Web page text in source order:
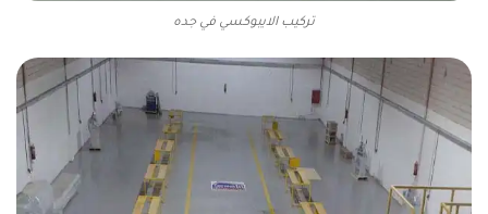
تركيب الايبوكسي في جده